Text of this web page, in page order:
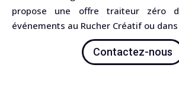
propose une offre traiteur zéro
événements au Rucher Créatif ou
Contactez-nous